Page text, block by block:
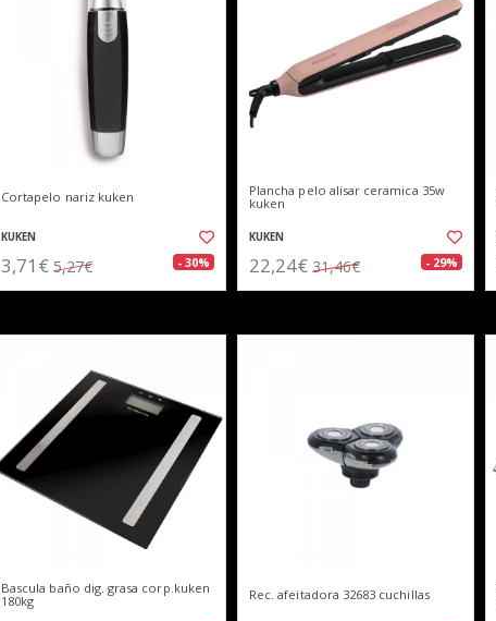
Cortapelo nariz kuken
KUKEN
3,71€ 5,27€ - 30%
Plancha pelo alisar ceramica 35w
kuken
KUKEN
22,24€ 31,46€ - 29%
Bascula baño dig. grasa corp.kuken
180kg
Rec. afeitadora 32683 cuchillas